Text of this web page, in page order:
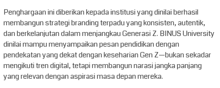
Penghargaan ini diberikan kepada institusi yang dinilai berhasil
membangun strategi branding terpadu yang konsisten, autentik,
dan berkelanjutan dalam menjangkau Generasi Z. BINUS University
dinilai mampu menyampaikan pesan pendidikan dengan
pendekatan yang dekat dengan keseharian Gen Z—bukan sekadar
mengikuti tren digital, tetapi membangun narasi jangka panjang
yang relevan dengan aspirasi masa depan mereka.